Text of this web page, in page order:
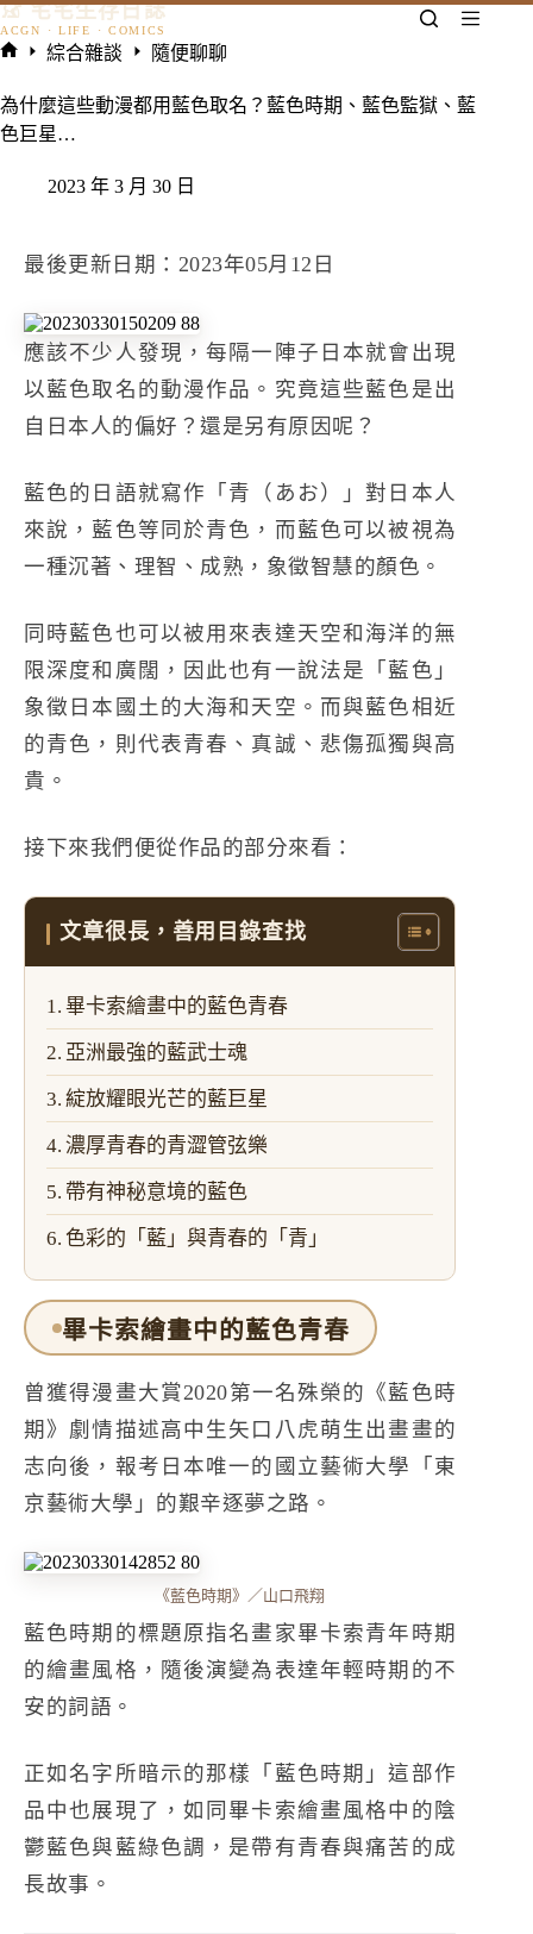
跳
至
要
內
𓃠 宅宅生存日誌
頁
綜合雜談 隨便聊聊
為什麼這些動漫都用藍色取名？藍色時期、藍色監獄、藍
色巨星…
2023 年 3 月 30 日
最後更新日期：2023年05月12日
應該不少人發現，每隔一陣子日本就會出現
以藍色取名的動漫作品。究竟這些藍色是出
自日本人的偏好？還是另有原因呢？
藍色的日語就寫作「青（あお）」對日本人
來說，藍色等同於青色，而藍色可以被視為
一種沉著、理智、成熟，象徵智慧的顏色。
同時藍色也可以被用來表達天空和海洋的無
限深度和廣闊，因此也有一說法是「藍色」
象徵日本國土的大海和天空。而與藍色相近
的青色，則代表青春、真誠、悲傷孤獨與高
貴。
接下來我們便從作品的部分來看：
文章很長，善用目錄查找
畢卡索繪畫中的藍色青春
亞洲最強的藍武士魂
綻放耀眼光芒的藍巨星
濃厚青春的青澀管弦樂
帶有神秘意境的藍色
色彩的「藍」與青春的「青」
畢卡索繪畫中的藍色青春
曾獲得漫畫大賞2020第一名殊榮的《藍色時
期》劇情描述高中生矢口八虎萌生出畫畫的
志向後，報考日本唯一的國立藝術大學「東
京藝術大學」的艱辛逐夢之路。
《藍色時期》／山口飛翔
藍色時期的標題原指名畫家畢卡索青年時期
的繪畫風格，隨後演變為表達年輕時期的不
安的詞語。
正如名字所暗示的那樣「藍色時期」這部作
品中也展現了，如同畢卡索繪畫風格中的陰
鬱藍色與藍綠色調，是帶有青春與痛苦的成
長故事。